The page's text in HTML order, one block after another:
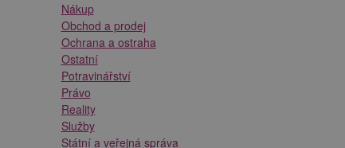
Nákup
Obchod a prodej
Ochrana a ostraha
Ostatní
Potravinářství
Právo
Reality
Služby
Státní a veřejná správa